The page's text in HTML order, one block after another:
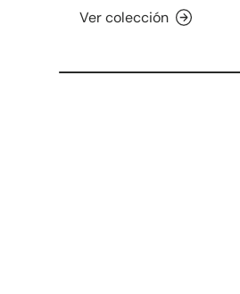
Ver colección